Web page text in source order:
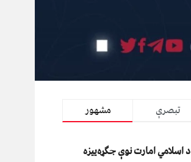
مشهور تبصرې
د اسلامي امارت نوې جګړه‌ییزه